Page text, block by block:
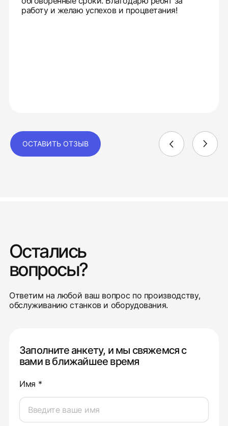
работу и желаю успехов и процветания!
ОСТАВИТЬ ОТЗЫВ
Остались
вопросы?
Ответим на любой ваш вопрос по производству,
обслуживанию станков и оборудования.
Заполните анкету, и мы свяжемся с
вами в ближайшее время
Имя *